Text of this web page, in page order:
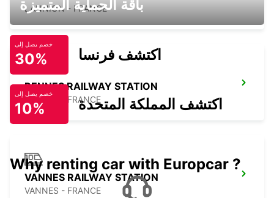
LANNION - FRANCE
RENNES RAILWAY STATION
RENNES - FRANCE
VANNES RAILWAY STATION
VANNES - FRANCE
باقة الحماية المتميزة
خصم يصل إلى
30% اكتشف فرنسا
خصم يصل إلى
10% اكتشف المملكة المتحدة
Why renting car with Europcar ?